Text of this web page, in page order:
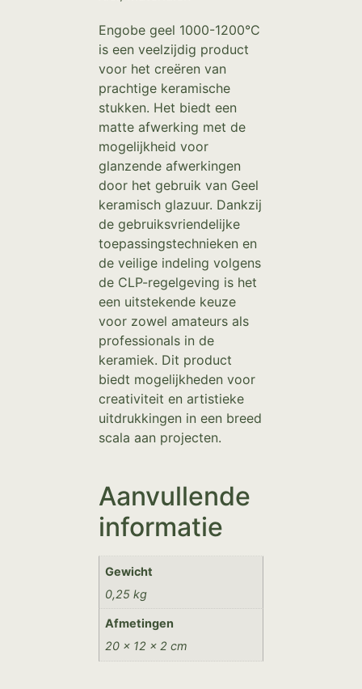
Engobe geel 1000-1200°C
is een veelzijdig product
voor het creëren van
prachtige keramische
stukken. Het biedt een
matte afwerking met de
mogelijkheid voor
glanzende afwerkingen
door het gebruik van Geel
keramisch glazuur. Dankzij
de gebruiksvriendelijke
toepassingstechnieken en
de veilige indeling volgens
de CLP-regelgeving is het
een uitstekende keuze
voor zowel amateurs als
professionals in de
keramiek. Dit product
biedt mogelijkheden voor
creativiteit en artistieke
uitdrukkingen in een breed
scala aan projecten.
Aanvullende
informatie
Gewicht
0,25 kg
Afmetingen
20 × 12 × 2 cm